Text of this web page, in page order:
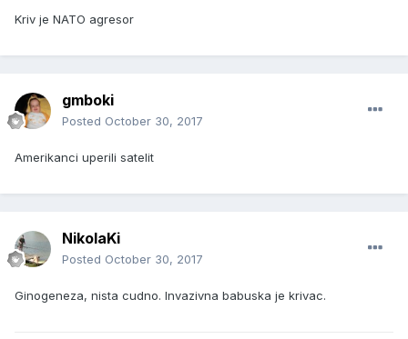
Kriv je NATO agresor
gmboki
Posted October 30, 2017
Amerikanci uperili satelit
NikolaKi
Posted October 30, 2017
Ginogeneza, nista cudno. Invazivna babuska je krivac.